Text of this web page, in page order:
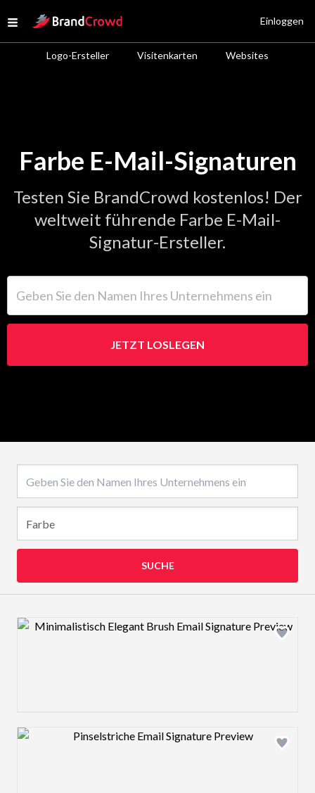
Open menu
Site Logo
Logo-Ersteller Visitenkarten Websites
Einloggen
Farbe E-Mail-Signaturen
Testen Sie BrandCrowd kostenlos! Der
weltweit führende Farbe E-Mail-
Signatur-Ersteller.
JETZT LOSLEGEN
SUCHE
Design preview image
Design preview image